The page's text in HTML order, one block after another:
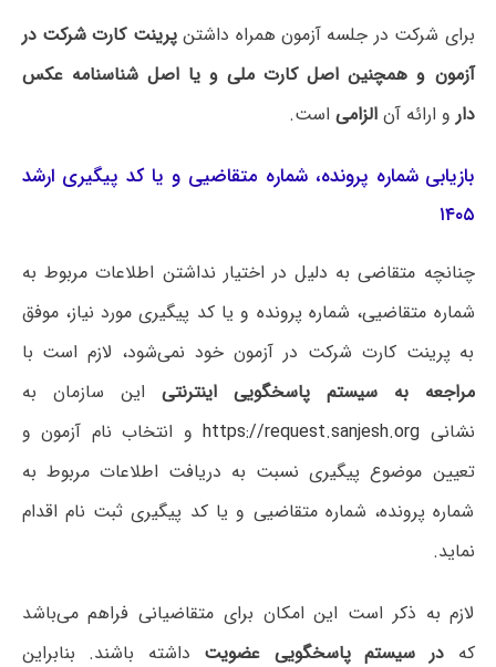
برای شرکت در جلسه آزمون همراه داشتنپرینت کارت شرکت در
آزمون و همچنین اصل کارت ملی و یا اصل شناسنامه عکس
دار و ارائه آنالزامی است.
بازیابی شماره پرونده، شماره متقاضیی و یا کد پیگیری ارشد
۱۴۰۵
چنانچه متقاضی به دلیل در اختیار نداشتن اطلاعات مربوط به
شماره متقاضیی، شماره پرونده و یا کد پیگیری مورد نیاز، موفق
به پرینت کارت شرکت در آزمون خود نمی‌شود، لازم است با
مراجعه به سیستم پاسخگویی اینترنتی این سازمان به
نشانی https://request.sanjesh.org و انتخاب نام آزمون و
تعیین موضوع پیگیری نسبت به دریافت اطلاعات مربوط به
شماره پرونده، شماره متقاضیی و یا کد پیگیری ثبت نام اقدام
نماید.
لازم به ذکر است این امکان برای متقاضیانی فراهم می‌باشد
کهدر سیستم پاسخگویی عضویت داشته باشند. بنابراین